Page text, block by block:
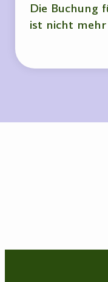
Die Buchung
ist nicht